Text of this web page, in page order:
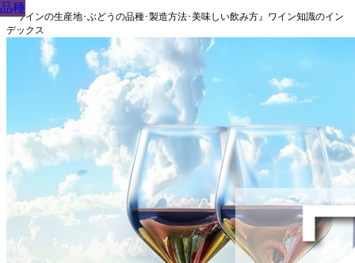
『ワインの生産地･ぶどうの品種･製造方法･美味しい飲み方』ワイン知識のイン
デックス
品種
品種
品種
品種
品種
品種
品種
品種
品種